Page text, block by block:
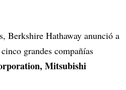
Berkshire Hathaway anunció a
grandes compañías
Mitsubishi